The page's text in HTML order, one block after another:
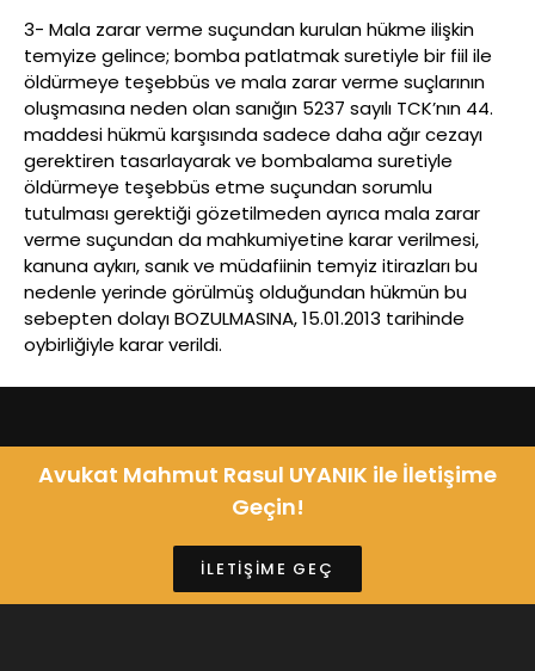
3- Mala zarar verme suçundan kurulan hükme ilişkin
temyize gelince; bomba patlatmak suretiyle bir fiil ile
öldürmeye teşebbüs ve mala zarar verme suçlarının
oluşmasına neden olan sanığın 5237 sayılı TCK’nın 44.
maddesi hükmü karşısında sadece daha ağır cezayı
gerektiren tasarlayarak ve bombalama suretiyle
öldürmeye teşebbüs etme suçundan sorumlu
tutulması gerektiği gözetilmeden ayrıca mala zarar
verme suçundan da mahkumiyetine karar verilmesi,
kanuna aykırı, sanık ve müdafiinin temyiz itirazları bu
nedenle yerinde görülmüş olduğundan hükmün bu
sebepten dolayı BOZULMASINA, 15.01.2013 tarihinde
oybirliğiyle karar verildi.
Avukat Mahmut Rasul UYANIK ile İletişime
Geçin!
İLETİŞİME GEÇ